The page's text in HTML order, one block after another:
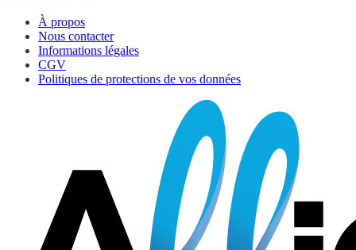
À propos
Nous contacter
Informations légales
CGV
Politiques de protections de vos données